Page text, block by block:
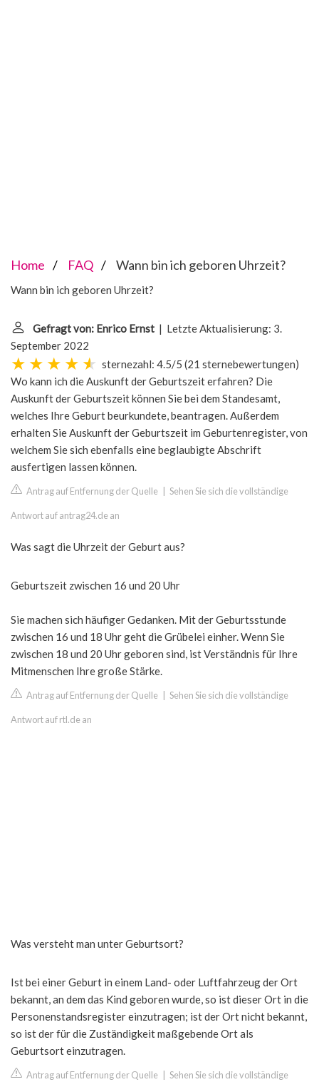
Home FAQ Wann bin ich geboren Uhrzeit?
Wann bin ich geboren Uhrzeit?
Gefragt von: Enrico Ernst | Letzte Aktualisierung: 3.
September 2022
sternezahl: 4.5/5 (21 sternebewertungen)
Wo kann ich die Auskunft der Geburtszeit erfahren? Die
Auskunft der Geburtszeit können Sie bei dem Standesamt,
welches Ihre Geburt beurkundete, beantragen. Außerdem
erhalten Sie Auskunft der Geburtszeit im Geburtenregister, von
welchem Sie sich ebenfalls eine beglaubigte Abschrift
ausfertigen lassen können.
Antrag auf Entfernung der Quelle Sehen Sie sich die vollständige
Antwort auf antrag24.de an
Was sagt die Uhrzeit der Geburt aus?
Geburtszeit zwischen 16 und 20 Uhr
Sie machen sich häufiger Gedanken. Mit der Geburtsstunde
zwischen 16 und 18 Uhr geht die Grübelei einher. Wenn Sie
zwischen 18 und 20 Uhr geboren sind, ist Verständnis für Ihre
Mitmenschen Ihre große Stärke.
Antrag auf Entfernung der Quelle Sehen Sie sich die vollständige
Antwort auf rtl.de an
Was versteht man unter Geburtsort?
Ist bei einer Geburt in einem Land- oder Luftfahrzeug der Ort
bekannt, an dem das Kind geboren wurde, so ist dieser Ort in die
Personenstandsregister einzutragen; ist der Ort nicht bekannt,
so ist der für die Zuständigkeit maßgebende Ort als
Geburtsort einzutragen.
Antrag auf Entfernung der Quelle Sehen Sie sich die vollständige